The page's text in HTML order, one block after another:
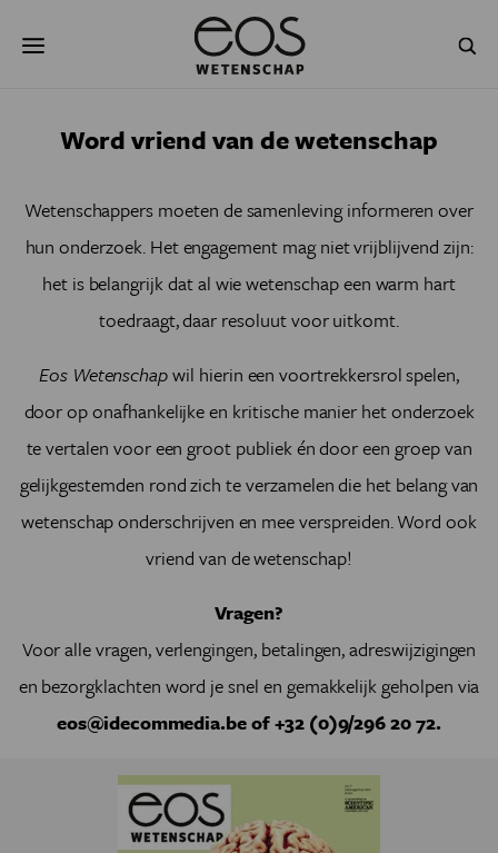
naar
GESCHIEDENIS
PSYCHE & BREIN BLOGS
JONGE UITDAGERS
Word vriend van de wetenschap
Wetenschappers moeten de samenleving informeren over
hun onderzoek. Het engagement mag niet vrijblijvend zijn:
het is belangrijk dat al wie wetenschap een warm hart
toedraagt, daar resoluut voor uitkomt.
Eos Wetenschapwil hierin een voortrekkersrol spelen,
door op onafhankelijke en kritische manier het onderzoek
te vertalen voor een groot publiek én door een groep van
gelijkgestemden rond zich te verzamelen die het belang van
wetenschap onderschrijven en mee verspreiden. Word ook
vriend van de wetenschap!
Vragen?
Voor alle vragen, verlengingen, betalingen, adreswijzigingen
en bezorgklachten word je snel en gemakkelijk geholpen via
eos@idecommedia.be of +32 (0)9/296 20 72.